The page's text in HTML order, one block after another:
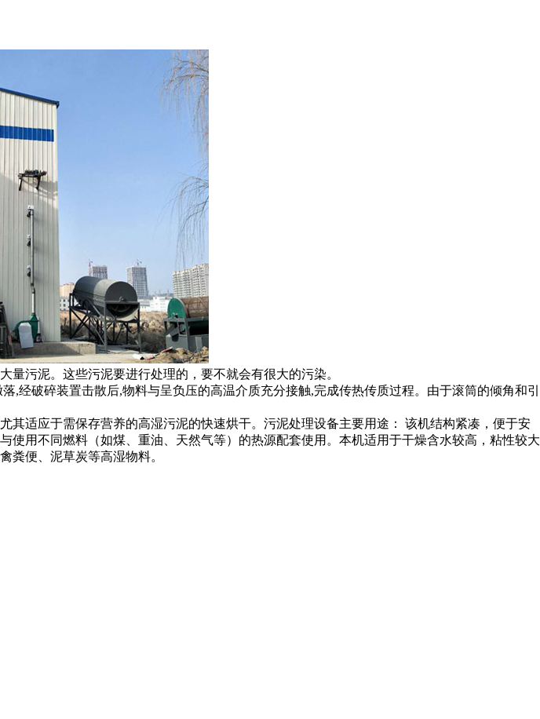
污泥。这些污泥要进行处理的，要不就会有很大的污染。
经破碎装置击散后,物料与呈负压的高温介质充分接触,完成传热传质过程。由于滚筒的倾角和引
其适应于需保存营养的高湿污泥的快速烘干。污泥处理设备主要用途： 该机结构紧凑，便于安
用不同燃料（如煤、重油、天然气等）的热源配套使用。本机适用于干燥含水较高，粘性较大
粪便、泥草炭等高湿物料。